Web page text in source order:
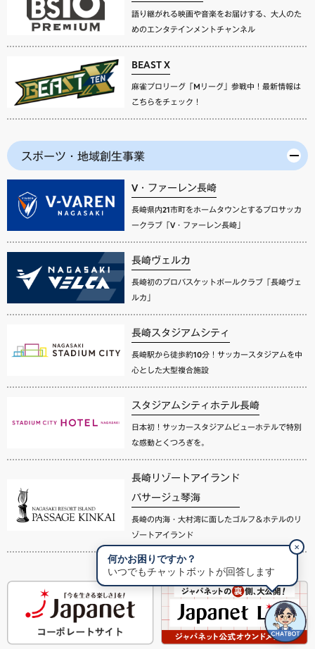
語り継がれる映画や音楽をお届けする、大人のた
めのエンタテインメントチャンネル
BEAST X
麻雀プロリーグ「Mリーグ」参戦中！最新情報は
こちらをチェック！
スポーツ・地域創生事業
V・ファーレン長崎
長崎県内21市町をホームタウンとするプロサッカ
ークラブ「V・ファーレン長崎」
長崎ヴェルカ
長崎初のプロバスケットボールクラブ「長崎ヴェ
ルカ」
長崎スタジアムシティ
長崎駅から徒歩約10分！サッカースタジアムを中
心とした大型複合施設
スタジアムシティホテル長崎
日本初！サッカースタジアムビューホテルで特別
な感動とくつろぎを。
長崎リゾートアイランド
パサージュ琴海
長崎の内海・大村湾に面したゴルフ＆ホテルのリ
ゾートアイランド
何かお困りですか？
いつでもチャットボットが回答します
✕